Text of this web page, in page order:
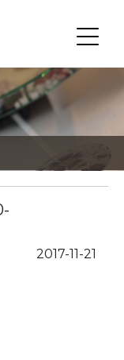
2017-11-21